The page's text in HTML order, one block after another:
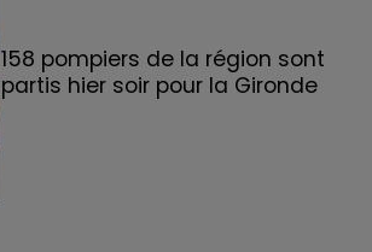
158 pompiers de la région sont
partis hier soir pour la Gironde